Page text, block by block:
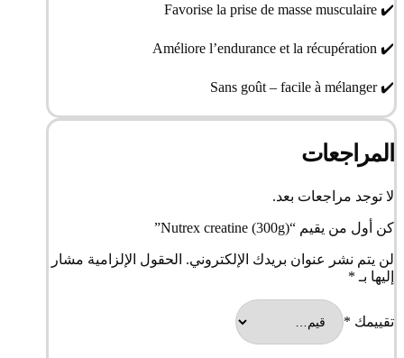
✔️ Favorise la prise de masse musculaire
✔️ Améliore l’endurance et la récupération
✔️ Sans goût – facile à mélanger
المراجعات
لا توجد مراجعات بعد.
كن أول من يقيم “Nutrex creatine (300g)”
لن يتم نشر عنوان بريدك الإلكتروني. الحقول الإلزامية مشار
إليها بـ *
تقييمك *